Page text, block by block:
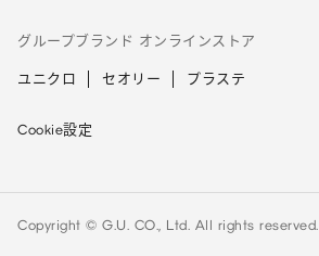
グループブランド オンラインストア
ユニクロ セオリー プラステ
Cookie設定
Copyright © G.U. CO., Ltd. All rights reserved.